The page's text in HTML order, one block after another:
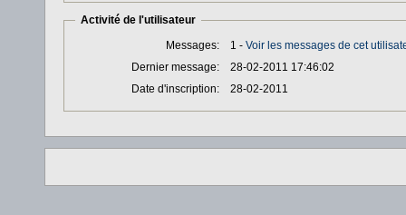
Activité de l'utilisateur
Messages:
1 - Voir les messages de cet
Dernier message:
28-02-2011 17:46:02
Date d'inscription:
28-02-2011